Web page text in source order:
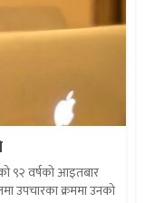
९२ वर्षको आइतबार
उपचारका क्रममा उनको